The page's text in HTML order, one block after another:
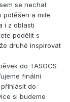
se nechal
potěšen a mile
i z oblasti
podělit s
druhé inspirovat
do TASOCS
finální
do
si budeme